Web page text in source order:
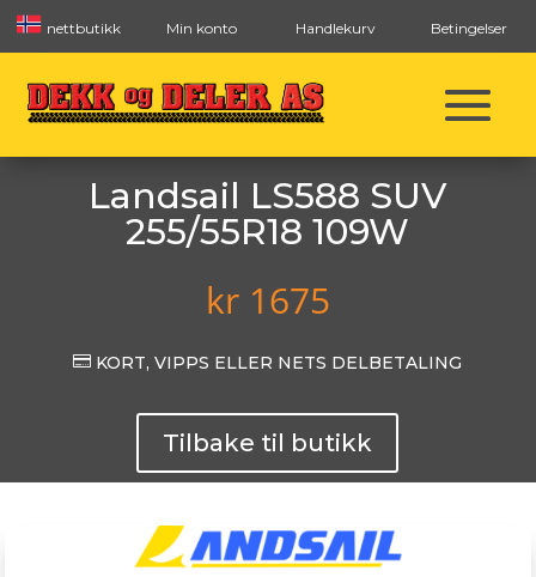
nettbutikk Min konto Handlekurv Betingelser
Landsail LS588 SUV
255/55R18 109W
kr1675
 KORT, VIPPS ELLER NETS DELBETALING
Tilbake til butikk